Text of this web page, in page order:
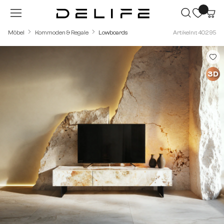
Zum Hauptinhalt springen
Möbel Kommoden & Regale Lowboards Artikelnr.: 40295
3D